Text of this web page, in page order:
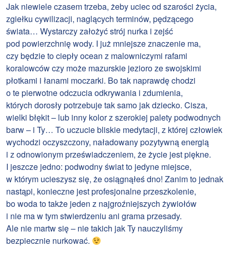
Jak niewiele czasem trzeba, żeby uciec od szarości życia,
zgiełku cywilizacji, naglących terminów, pędzącego
świata… Wystarczy założyć strój nurka i zejść
pod powierzchnię wody. I już mniejsze znaczenie ma,
czy będzie to ciepły ocean z malowniczymi rafami
koralowców czy może mazurskie jezioro ze swojskimi
płotkami i łanami moczarki. Bo tak naprawdę chodzi
o te pierwotne odczucia odkrywania i zdumienia,
których dorosły potrzebuje tak samo jak dziecko. Cisza,
wielki błękit – lub inny kolor z szerokiej palety podwodnych
barw – i Ty… To uczucie bliskie medytacji, z której człowiek
wychodzi oczyszczony, naładowany pozytywną energią
i z odnowionym przeświadczeniem, że życie jest piękne.
I jeszcze jedno: podwodny świat to jedyne miejsce,
w którym ucieszysz się, że osiągnąłeś dno! Zanim to jednak
nastąpi, konieczne jest profesjonalne przeszkolenie,
bo woda to także jeden z najgroźniejszych żywiołów
i nie ma w tym stwierdzeniu ani grama przesady.
Ale nie martw się – nie takich jak Ty nauczyliśmy
bezpiecznie nurkować.